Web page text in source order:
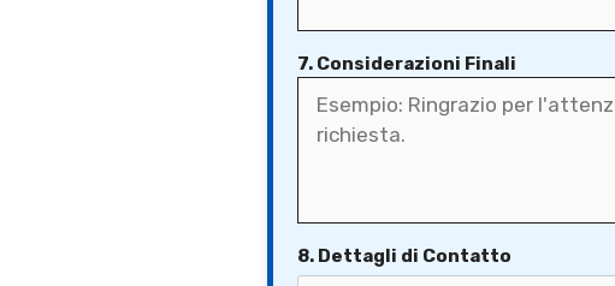
7. Considerazioni Finali
8. Dettagli di Contatto